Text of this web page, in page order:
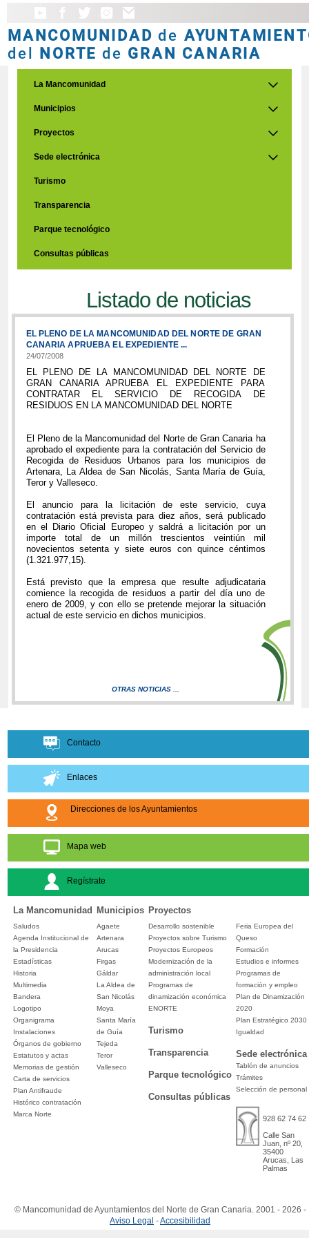
MANCOMUNIDAD de
del NORTE de GRAN CANARIA
La Mancomunidad
Municipios
Proyectos
Sede electrónica
Turismo
Transparencia
Parque tecnológico
Consultas públicas
Listado de noticias
EL PLENO DE LA MANCOMUNIDAD DEL NORTE DE GRAN
CANARIA APRUEBA EL EXPEDIENTE ...
24/07/2008
EL PLENO DE LA MANCOMUNIDAD DEL NORTE DE
GRAN CANARIA APRUEBA EL EXPEDIENTE PARA
CONTRATAR EL SERVICIO DE RECOGIDA DE
RESIDUOS EN LA MANCOMUNIDAD DEL NORTE
El Pleno de la Mancomunidad del Norte de Gran Canaria ha
aprobado el expediente para la contratación del Servicio de
Recogida de Residuos Urbanos para los municipios de
Artenara, La Aldea de San Nicolás, Santa María de Guía,
Teror y Valleseco.
El anuncio para la licitación de este servicio, cuya
contratación está prevista para diez años, será publicado
en el Diario Oficial Europeo y saldrá a licitación por un
importe total de un millón trescientos veintiún mil
novecientos setenta y siete euros con quince céntimos
(1.321.977,15).
Está previsto que la empresa que resulte adjudicataria
comience la recogida de residuos a partir del día uno de
enero de 2009, y con ello se pretende mejorar la situación
actual de este servicio en dichos municipios.
OTRAS NOTICIAS ...
Contacto
Enlaces
Direcciones de los Ayuntamientos
Mapa web
Regístrate
La Mancomunidad Municipios Proyectos
Saludos
Agenda Institucional de
la Presidencia
Estadísticas
Historia
Multimedia
Bandera
Logotipo
Organigrama
Instalaciones
Órganos de gobierno
Estatutos y actas
Memorias de gestión
Carta de servicios
Plan Antifraude
Histórico contratación
Marca Norte
Agaete
Artenara
Arucas
Firgas
Gáldar
La Aldea de
San Nicolás
Moya
Santa María
de Guía
Tejeda
Teror
Valleseco
Desarrollo sostenible
Proyectos sobre Turismo
Proyectos Europeos
Modernización de la
administración local
Programas de
dinamización económica
ENORTE
Turismo
Transparencia
Parque tecnológico
Consultas públicas
Feria Europea del
Queso
Formación
Estudios e informes
Programas de
formación y empleo
Plan de Dinamización
2020
Plan Estratégico 2030
Igualdad
Sede electrónica
Tablón de anuncios
Trámites
Selección de personal
928 62 74 62
Calle San
Juan, nº 20,
35400
Arucas, Las
Palmas
© Mancomunidad de Ayuntamientos del Norte de Gran Canaria. 2001 - 2026 -
Aviso Legal -Accesibilidad